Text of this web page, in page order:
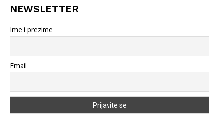
NEWSLETTER
Ime i prezime
Email